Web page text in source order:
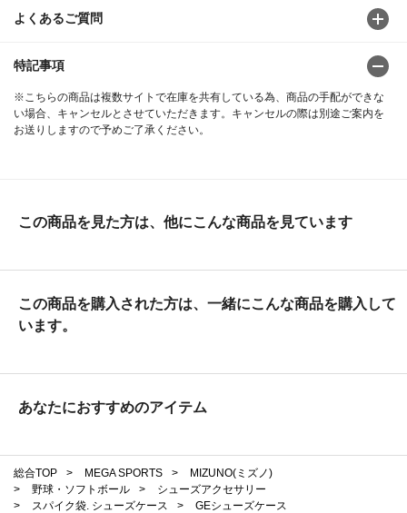
よくあるご質問
特記事項
※こちらの商品は複数サイトで在庫を共有している為、商品の手配ができな
い場合、キャンセルとさせていただきます。キャンセルの際は別途ご案内を
お送りしますので予めご了承ください。
この商品を見た方は、他にこんな商品を見ています
この商品を購入された方は、一緒にこんな商品を購入して
います。
あなたにおすすめのアイテム
総合TOP > MEGA SPORTS >
MIZUNO(ミズノ)
>
野球・ソフトボール >
シューズアクセサリー
>
スパイク袋. シューズケース >
GEシューズケース